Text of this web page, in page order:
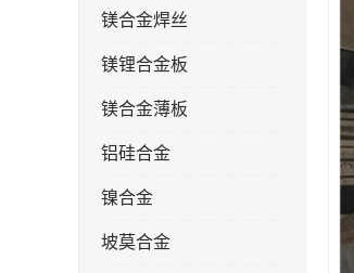
镁合金焊丝
镁锂合金板
镁合金薄板
铝硅合金
镍合金
坡莫合金